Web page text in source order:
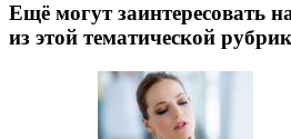
Ещё могут заинтересовать
из этой тематической